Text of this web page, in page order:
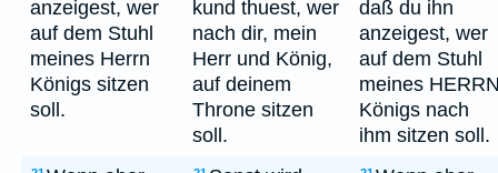
anzeigest, wer
auf dem Stuhl
meines Herrn
Königs sitzen
soll.
kund thuest, wer
nach dir, mein
Herr und König,
auf deinem
Throne sitzen
soll.
daß du ihn
anzeigest, wer
auf dem Stuhl
meines
Königs nach
ihm sitzen soll.